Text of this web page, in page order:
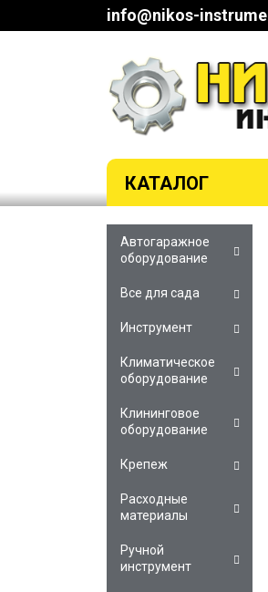
info@nikos-
КАТАЛОГ
Автогаражное
оборудование
Все для сада
Инструмент
Климатическое
оборудование
Клининговое
оборудование
Крепеж
Расходные
материалы
Ручной
инструмент